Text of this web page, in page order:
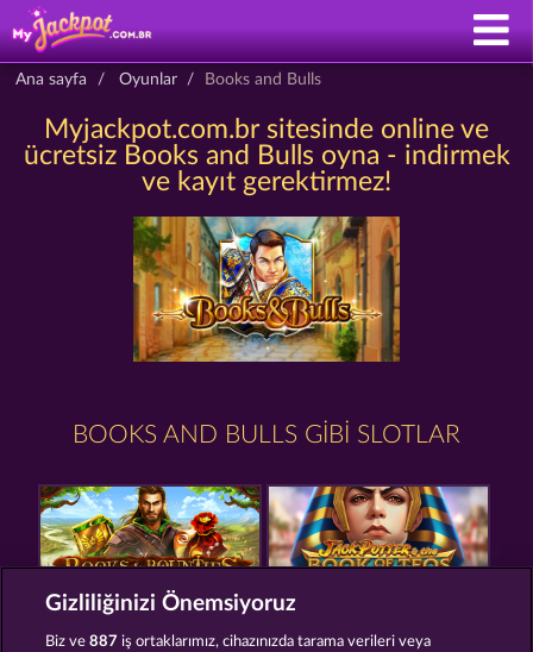
Ana sayfa Oyunlar Books and Bulls
Myjackpot.com.br sitesinde online ve
ücretsiz Books and Bulls oyna - indirmek
ve kayıt gerektirmez!
BOOKS AND BULLS GIBI SLOTLAR
Gizliliğinizi Önemsiyoruz
Biz ve887 iş ortaklarımız, cihazınızda tarama verileri veya